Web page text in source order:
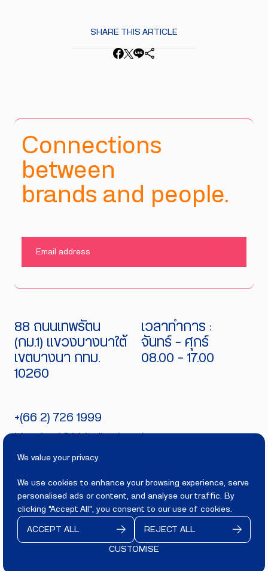
We value your privacy
We use cookies to enhance your browsing experience, serve
personalised ads or content, and analyse our traffic. By
clicking "Accept All", you consent to our use of cookies.
CUSTOMISE
REJECT ALL
ACCEPT ALL
SHARE THIS ARTICLE
Connections
between
brands and people.
88 ถนนเทพรัตน
(กม.1) แขวงบางนาใต้
เขตบางนา กทม.
10260
เวลาทำการ :
จันทร์ - ศุกร์
08.00 - 17.00
+(66 2) 726 1999
PRIVACYTERMS
Copyright 2025
BITECBURI.COM
All rights reserved.